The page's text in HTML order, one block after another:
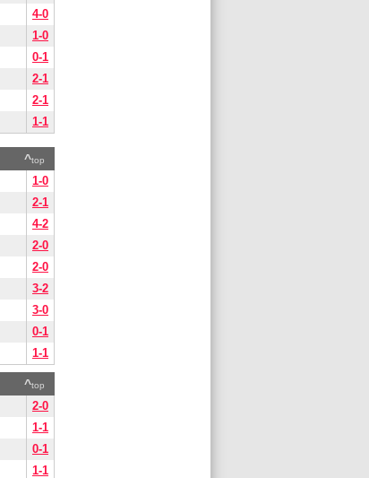
4-0
1-0
0-1
2-1
2-1
1-1
^top
1-0
2-1
4-2
2-0
2-0
3-2
3-0
0-1
1-1
^top
2-0
1-1
0-1
1-1